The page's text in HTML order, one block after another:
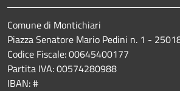
Comune di Montichiari
Piazza Senatore Mario Pedini n. 1 -
Codice Fiscale: 00645400177
Partita IVA: 00574280988
IBAN: #